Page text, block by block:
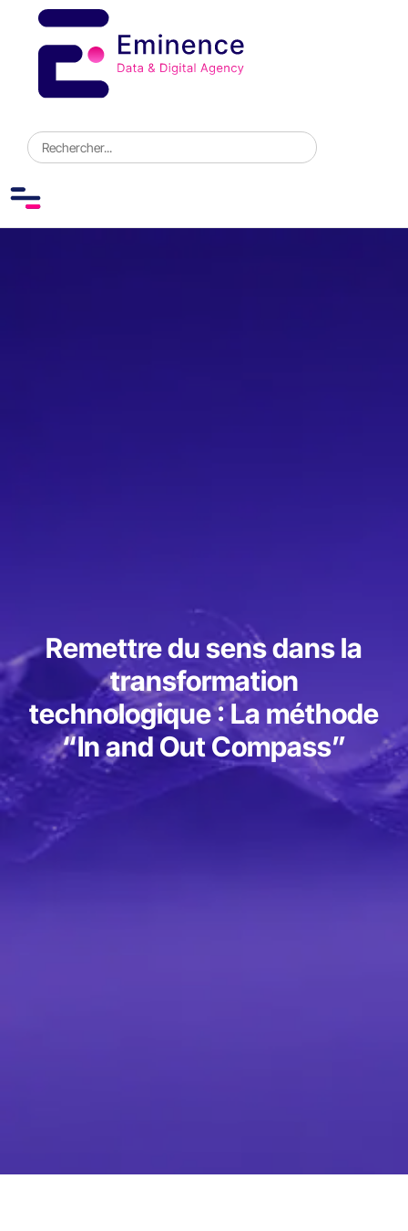
Remettre du sens dans la
transformation
technologique : La méthode
“In and Out Compass”